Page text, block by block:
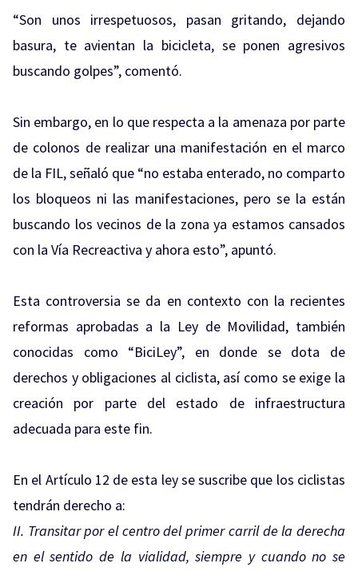
“Son unos irrespetuosos, pasan gritando, dejando
basura, te avientan la bicicleta, se ponen agresivos
buscando golpes”, comentó.
Sin embargo, en lo que respecta a la amenaza por parte
de colonos de realizar una manifestación en el marco
de la FIL, señaló que “no estaba enterado, no comparto
los bloqueos ni las manifestaciones, pero se la están
buscando los vecinos de la zona ya estamos cansados
con la Vía Recreactiva y ahora esto”, apuntó.
Esta controversia se da en contexto con la recientes
reformas aprobadas a la Ley de Movilidad, también
conocidas como “BiciLey”, en donde se dota de
derechos y obligaciones al ciclista, así como se exige la
creación por parte del estado de infraestructura
adecuada para este fin.
En el Artículo 12 de esta ley se suscribe que los ciclistas
tendrán derecho a:
II. Transitar por el centro del primer carril de la derecha
en el sentido de la vialidad, siempre y cuando no se